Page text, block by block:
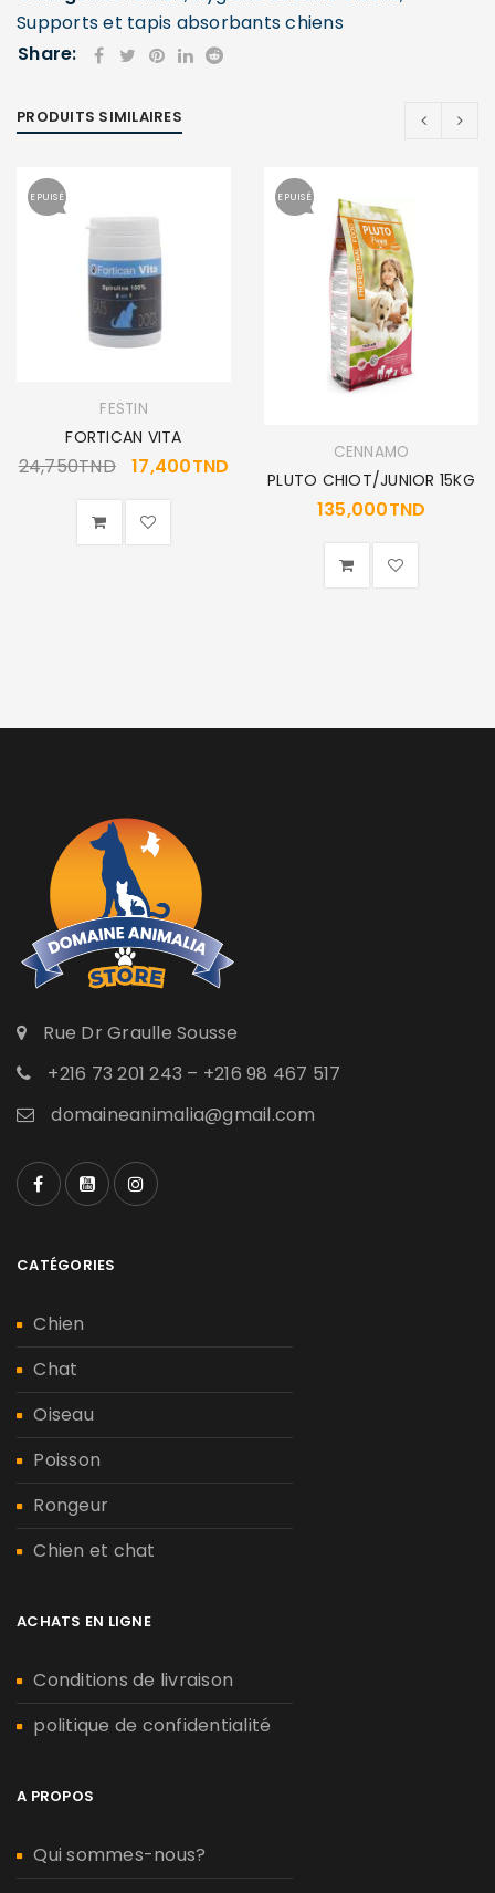
Supports et tapis absorbants chiens
Share:
PRODUITS SIMILAIRES
EPUISÉ
FESTIN
FORTICAN VITA
24,750TND 17,400TND
EPUISÉ
CENNAMO
PLUTO CHIOT/JUNIOR 15KG
135,000TND
Rue Dr Graulle Sousse
+216 73 201 243 – +216 98 467 517
domaineanimalia@gmail.com
CATÉGORIES
Chien
Chat
Oiseau
Poisson
Rongeur
Chien et chat
ACHATS EN LIGNE
Conditions de livraison
politique de confidentialité
A PROPOS
Qui sommes-nous?